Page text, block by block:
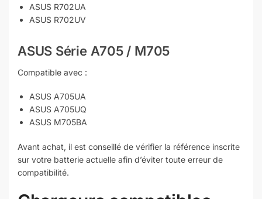
ASUS R702UA
ASUS R702UV
ASUS Série A705 / M705
Compatible avec :
ASUS A705UA
ASUS A705UQ
ASUS M705BA
Avant achat, il est conseillé de vérifier la référence inscrite
sur votre batterie actuelle afin d’éviter toute erreur de
compatibilité.